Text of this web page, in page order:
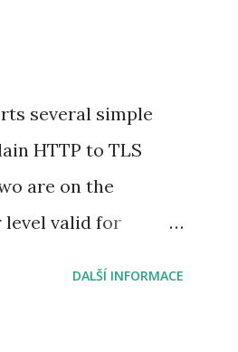
several simple
HTTP to TLS
are on the
level valid for
DALŠÍ INFORMACE